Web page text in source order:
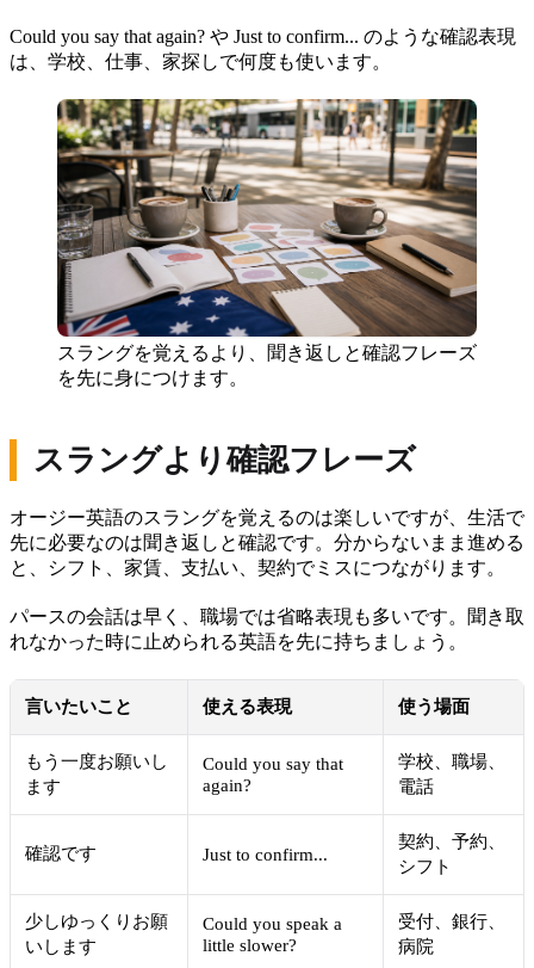
Could you say that again? や Just to confirm... のような確認表現
は、学校、仕事、家探しで何度も使います。
スラングを覚えるより、聞き返しと確認フレーズ
を先に身につけます。
スラングより確認フレーズ
オージー英語のスラングを覚えるのは楽しいですが、生活で
先に必要なのは聞き返しと確認です。分からないまま進める
と、シフト、家賃、支払い、契約でミスにつながります。
パースの会話は早く、職場では省略表現も多いです。聞き取
れなかった時に止められる英語を先に持ちましょう。
言いたいこと 使える表現 使う場面
もう一度お願いし
ます
Could you say that
again?
学校、職場、
電話
確認です Just to confirm...
契約、予約、
シフト
少しゆっくりお願
いします
Could you speak a
little slower?
受付、銀行、
病院